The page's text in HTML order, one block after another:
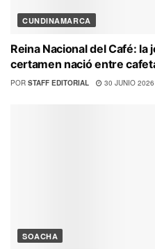
CUNDINAMARCA
Reina Nacional del Café:
certamen nació entre
POR STAFF EDITORIAL 30 JUNIO 2026
SOACHA